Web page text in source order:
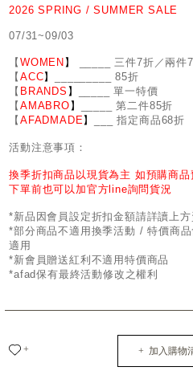
2026 SPRING / SUMMER SALE
07/31~09/03
【 WOMEN 】
___ 三件7折／兩
【 ACC】
____ 85折
【 BRANDS 】
_ 單一特價
【 AMABRO 】
_ 第二件85折
【 AFADMADE】 ___ 指定商品68折
活動注意事項：
換季折扣商品以現貨為主 如預購商品
下單前也可以加官方line詢問貨況
*新品因會員設定折扣金額請詳讀上
*部分商品不適用換季活動 / 特價商
適用
*新會員贈送紅利不適用特價商品
*afad保有最終活動修改之權利
+ + 加入購物